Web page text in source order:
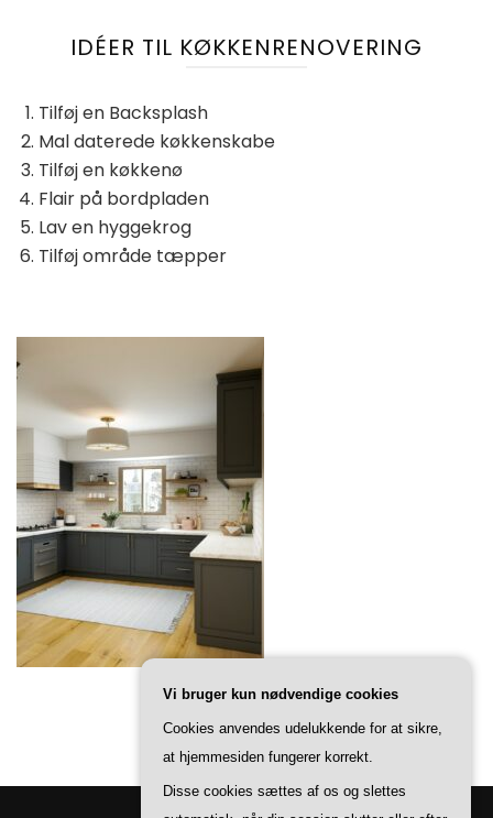
IDÉER TIL KØKKENRENOVERING
Tilføj en Backsplash
Mal daterede køkkenskabe
Tilføj en køkkenø
Flair på bordpladen
Lav en hyggekrog
Tilføj område tæpper
Vi bruger kun nødvendige cookies
Cookies anvendes udelukkende for at sikre,
at hjemmesiden fungerer korrekt.
Disse cookies sættes af os og slettes